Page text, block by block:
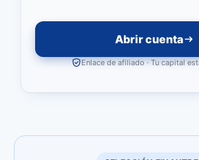
Abrir cuenta
Enlace de afiliado · Tu capital